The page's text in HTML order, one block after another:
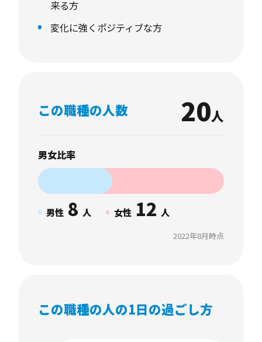
来る方
変化に強くポジティブな方
この職種の人数 20人
男女比率
男性 8 人 女性12 人
2022年8月時点
この職種の人の1日の過ごし方